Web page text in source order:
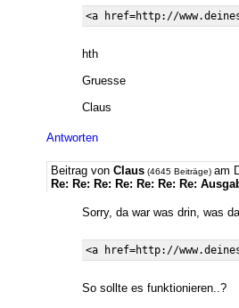
hth
Gruesse
Claus
Antworten
Beitrag von Claus (4645 Beiträge) am
Re: Re: Re: Re: Re: Re: Re:
Sorry, da war was drin, was
So sollte es funktionieren..?